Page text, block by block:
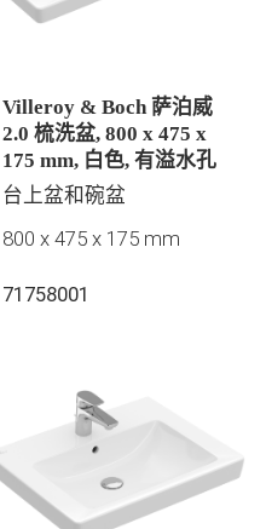
Villeroy & Boch 萨泊威
2.0 梳洗盆, 800 x 475 x
175 mm, 白色, 有溢水孔
台上盆和碗盆
800 x 475 x 175 mm
71758001